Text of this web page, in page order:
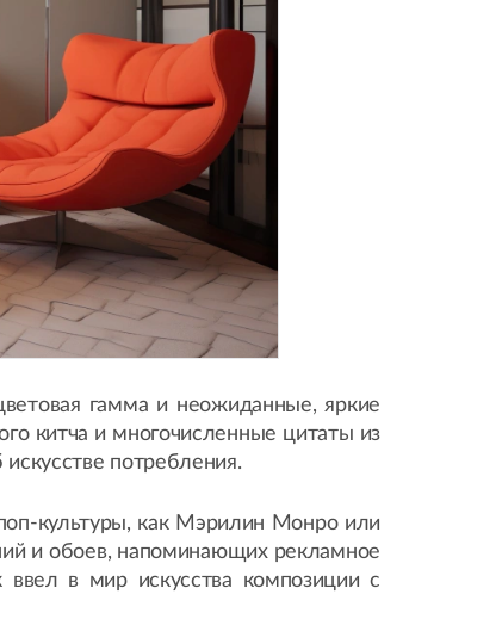
гамма и неожиданные, яркие
китча и многочисленные цитаты из
потребления.
культуры, как Мэрилин Монро или
и обоев, напоминающих рекламное
в мир искусства композиции с